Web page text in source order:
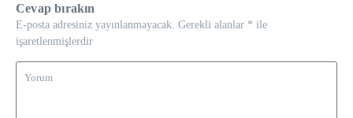
Cevap bırakın
E-posta adresiniz yayınlanmayacak. Gerekli alanlar * ile
işaretlenmişlerdir